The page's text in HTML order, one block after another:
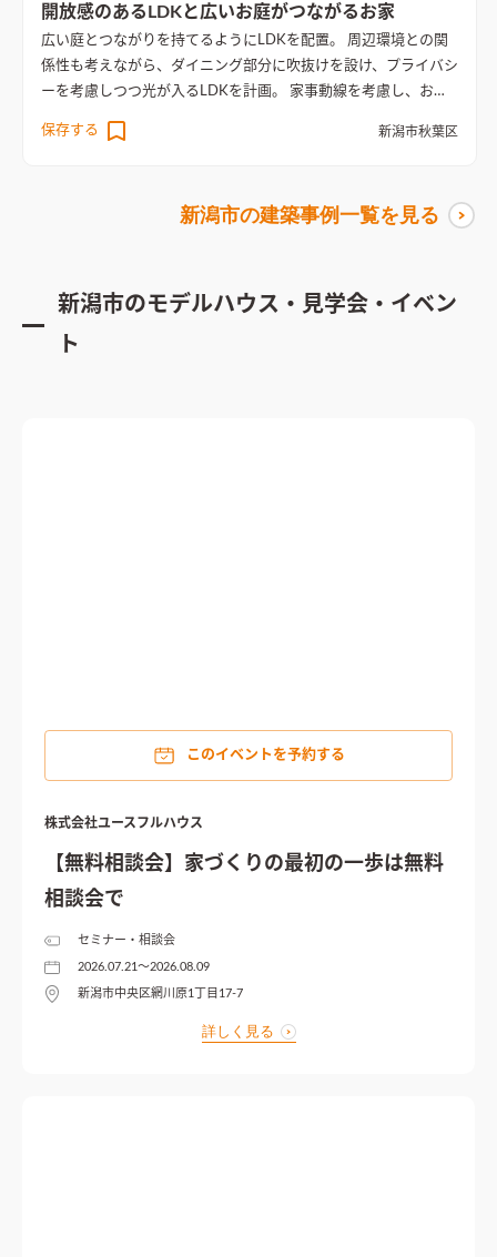
開放感のあるLDKと広いお庭がつながるお家
広い庭とつながりを持てるようにLDKを配置。 周辺環境との関
係性も考えながら、ダイニング部分に吹抜けを設け、プライバシ
ーを考慮しつつ光が入るLDKを計画。 家事動線を考慮し、お子
動きやすく、気配りができる間取りに。 内装はブラックとグレ
全体を見渡せるLDK。アイアンフレームの階段がモダンなアク
保存する 新潟市秋葉区
新潟市の建築事例一覧を見る
新潟市のモデルハウス・見学会・イベン
ト
このイベントを予約する
株式会社ユースフルハウス
【無料相談会】家づくりの最初の一歩は無料
相談会で
セミナー・相談会
2026.07.21〜2026.08.09
新潟市中央区網川原1丁目17-7
詳しく見る